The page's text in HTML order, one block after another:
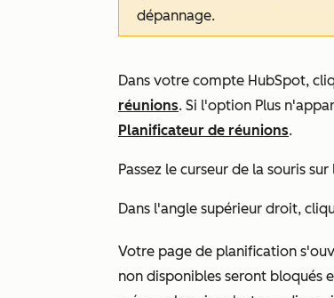
dépannage.
Dans votre compte HubSpot,
réunions. Si l'option Plus
Planificateur de réunions.
Passez le curseur de la souris
Dans l'angle supérieur droit,
Votre page de planification
non disponibles seront bloqués